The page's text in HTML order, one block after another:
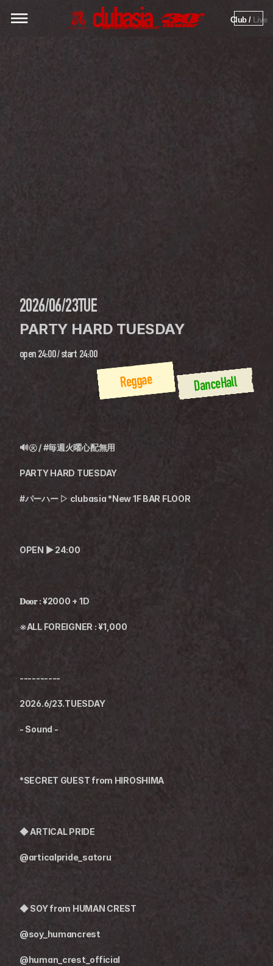
Club / Live
2026/06/23TUE
PARTY HARD TUESDAY
open 24:00 / start 24:00
DanceHall
Reggae
🔊㊋ / #毎週火曜心配無用
PARTY HARD TUESDAY
#パーハー ▷ clubasia *New 1F BAR FLOOR
OPEN ▶︎ 24:00
𝐃𝐨𝐨𝐫 : ¥2000 + 1D
※ALL FOREIGNER : ¥1,000
----------
2026.6/23.TUESDAY
- Sound -
*SECRET GUEST from HIROSHIMA
◆ ARTICAL PRIDE
@articalpride_satoru
◆ SOY from HUMAN CREST
@soy_humancrest
@human_crest_official